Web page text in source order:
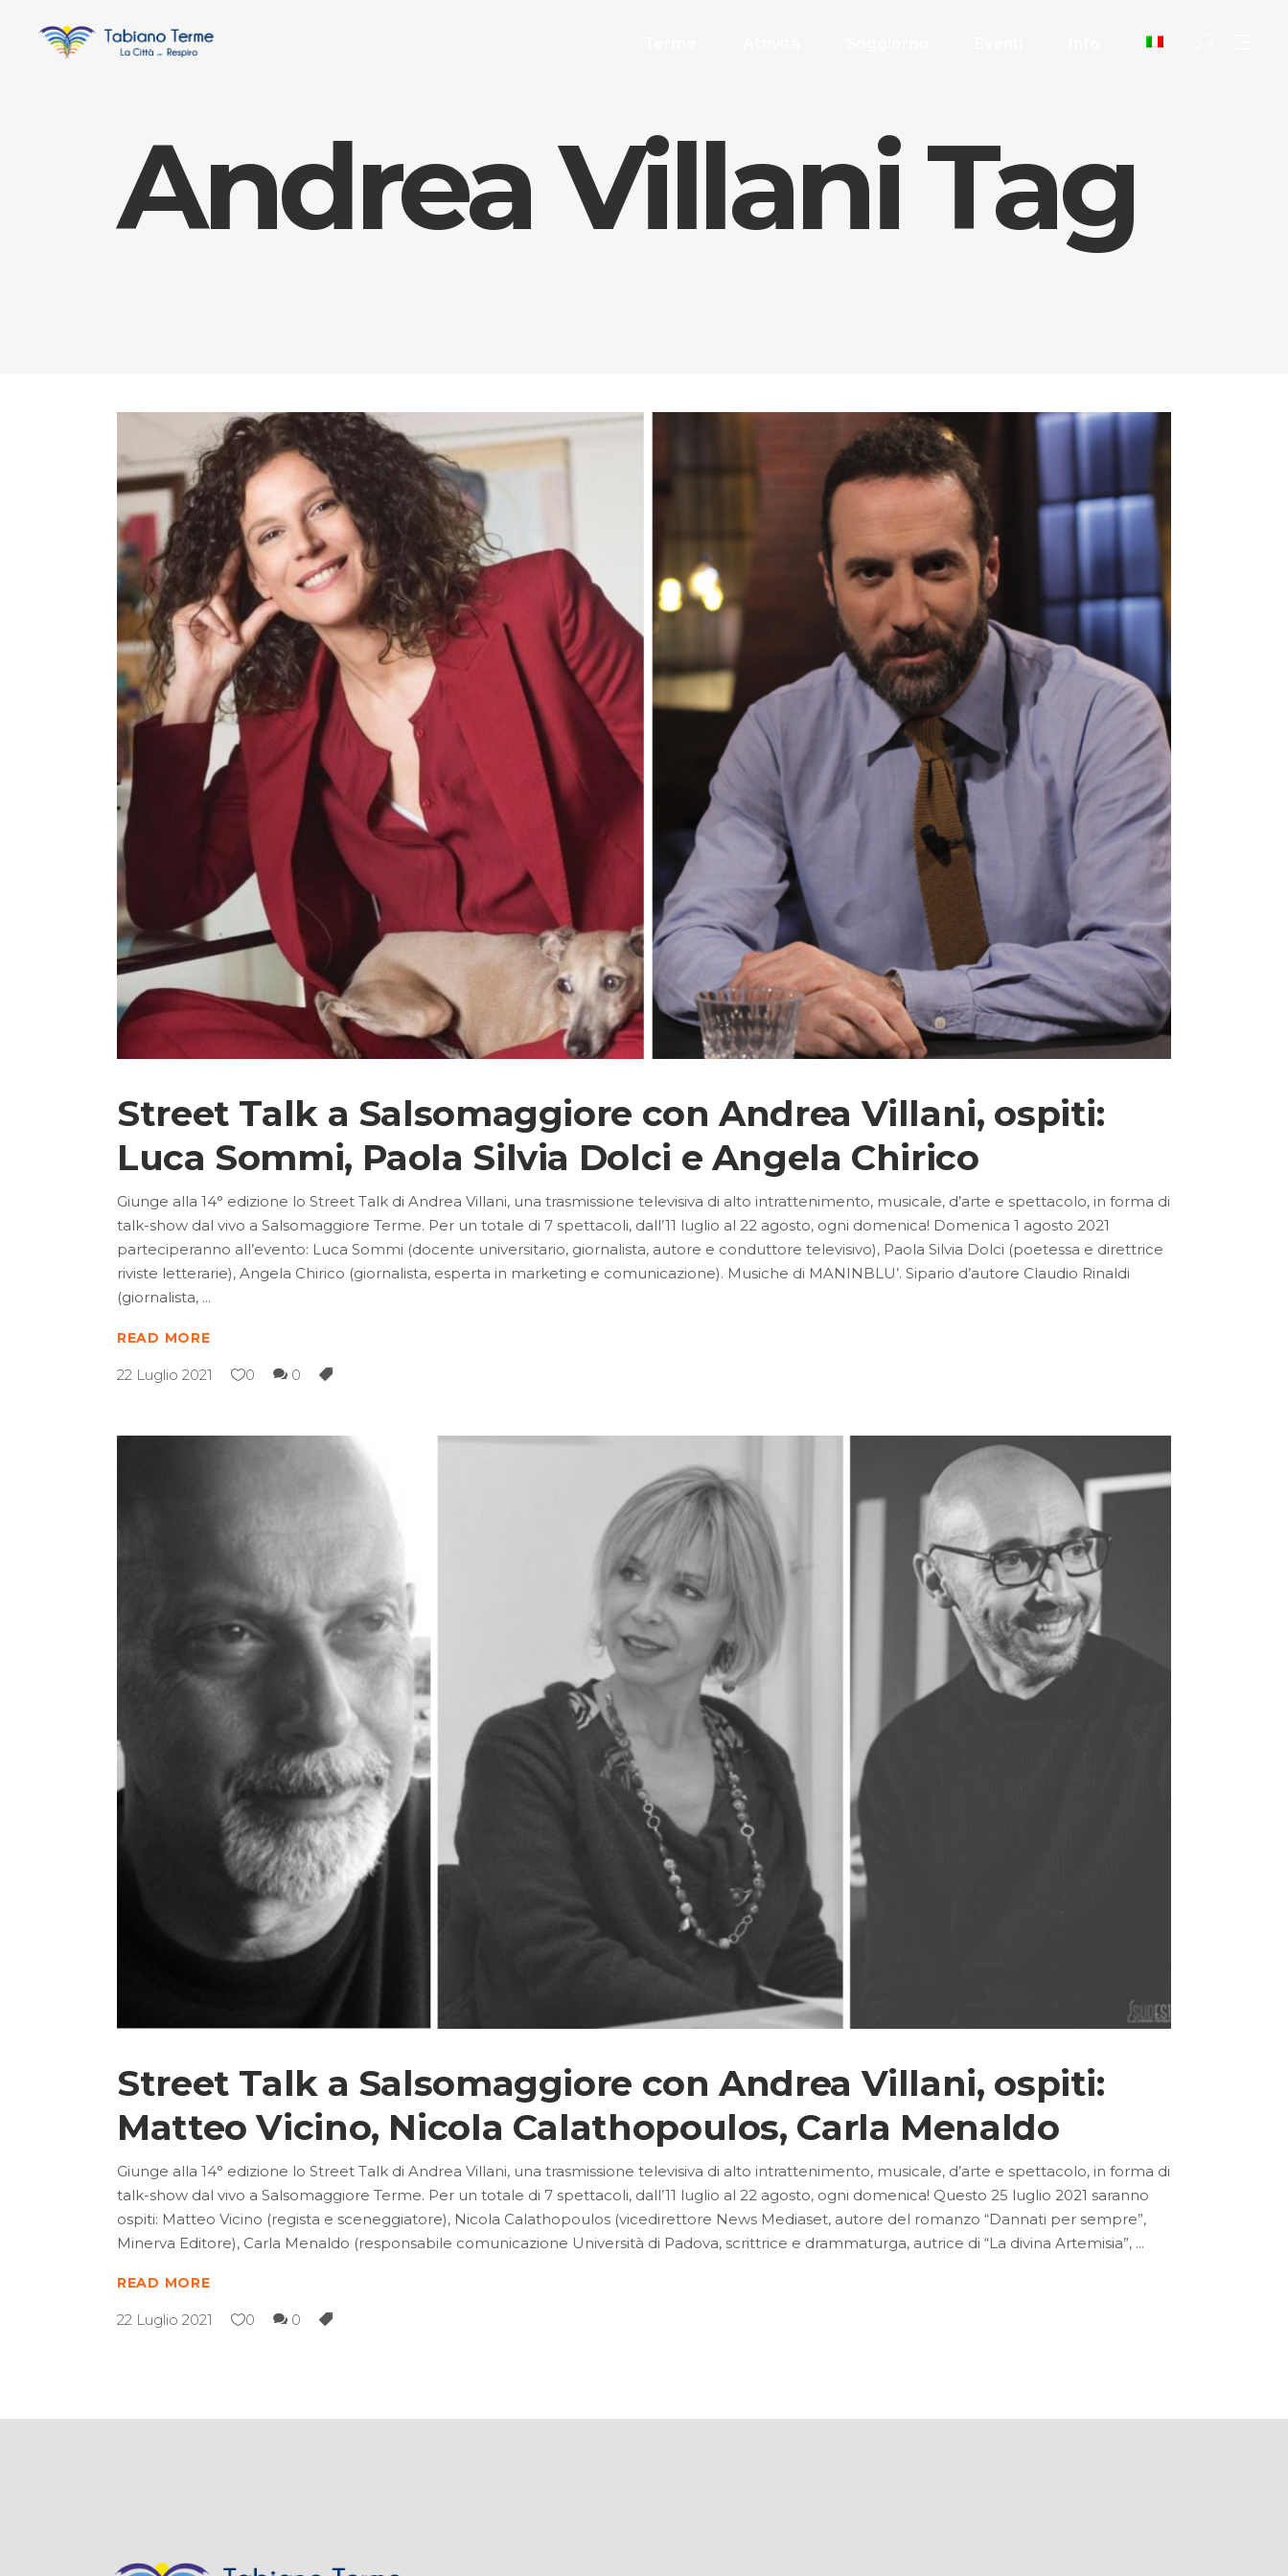
Andrea Villani Tag
Street Talk a Salsomaggiore con Andrea Villani, ospiti:
Luca Sommi, Paola Silvia Dolci e Angela Chirico
Giunge alla 14° edizione lo Street Talk di Andrea Villani, una trasmissione televisiva di alto intrattenimento, musicale, d’arte e spettacolo, in forma di
talk-show dal vivo a Salsomaggiore Terme. Per un totale di 7 spettacoli, dall’11 luglio al 22 agosto, ogni domenica! Domenica 1 agosto 2021
parteciperanno all’evento: Luca Sommi (docente universitario, giornalista, autore e conduttore televisivo), Paola Silvia Dolci (poetessa e direttrice
riviste letterarie), Angela Chirico (giornalista, esperta in marketing e comunicazione). Musiche di MANINBLU’. Sipario d’autore Claudio Rinaldi
(giornalista,
READ MORE
22 Luglio 2021 0 0
Street Talk a Salsomaggiore con Andrea Villani, ospiti:
Matteo Vicino, Nicola Calathopoulos, Carla Menaldo
Giunge alla 14° edizione lo Street Talk di Andrea Villani, una trasmissione televisiva di alto intrattenimento, musicale, d’arte e spettacolo, in forma di
talk-show dal vivo a Salsomaggiore Terme. Per un totale di 7 spettacoli, dall’11 luglio al 22 agosto, ogni domenica! Questo 25 luglio 2021 saranno
ospiti: Matteo Vicino (regista e sceneggiatore), Nicola Calathopoulos (vicedirettore News Mediaset, autore del romanzo “Dannati per sempre”,
Minerva Editore), Carla Menaldo (responsabile comunicazione Università di Padova, scrittrice e drammaturga, autrice di “La divina Artemisia”,
READ MORE
22 Luglio 2021 0 0